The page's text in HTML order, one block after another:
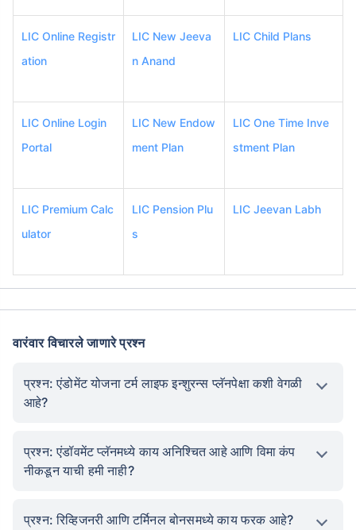
LIC Online Registr
ation
LIC New Jeeva
n Anand
LIC Child Plans
LIC Online Login
Portal
LIC New Endow
ment Plan
LIC One Time Inve
stment Plan
LIC Premium Calc
ulator
LIC Pension Plu
s
LIC Jeevan Labh
वारंवार विचारले जाणारे प्रश्न
प्रश्न: एंडोमेंट योजना टर्म लाइफ इन्शुरन्स प्लॅनपेक्षा कशी वेगळी
आहे?
प्रश्न: एंडॉवमेंट प्लॅनमध्ये काय अनिश्चित आहे आणि विमा कंप
नीकडून याची हमी नाही?
प्रश्न: रिव्हिजनरी आणि टर्मिनल बोनसमध्ये काय फरक आहे?